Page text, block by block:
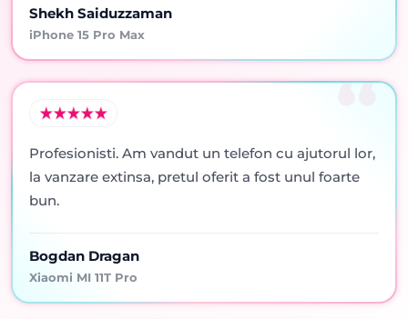
Shekh Saiduzzaman
iPhone 15 Pro Max
Profesionisti. Am vandut un telefon cu ajutorul lor,
la vanzare extinsa, pretul oferit a fost unul foarte
bun.
Bogdan Dragan
Xiaomi MI 11T Pro